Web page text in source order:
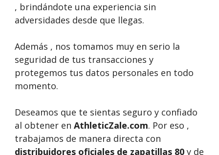
, brindándote una experiencia sin
adversidades desde que llegas.
Además , nos tomamos muy en serio la
seguridad de tus transacciones y
protegemos tus datos personales en todo
momento.
Deseamos que te sientas seguro y confiado
al obtener en AthleticZale.com. Por eso ,
trabajamos de manera directa con
distribuidores oficiales de zapatillas 80 y de